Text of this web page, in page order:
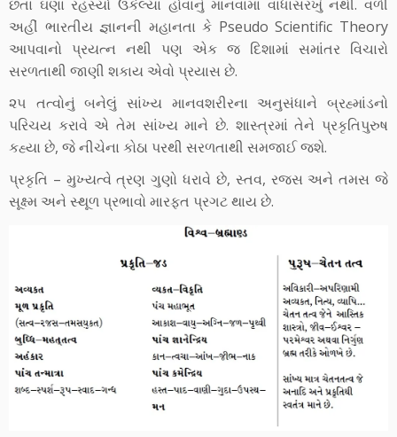
છતાં ઘણાં રહસ્યો ઉકેલ્યા હોવાનું માનવામાં વાંધાસરખું નથી. વળી
અહીં ભારતીય જ્ઞાનની મહાનતા કે Pseudo Scientific Theory
આપવાનો પ્રયત્ન નથી પણ એક જ દિશામાં સમાંતર વિચારો
સરળતાથી જાણી શકાય એવો પ્રયાસ છે.
૨૫ તત્વોનું બનેલું સાંખ્ય માનવશરીરના અનુસંધાને બ્રહ્માંડનો
પરિચય કરાવે એ તેમ સાંખ્ય માને છે. શાસ્ત્રમાં તેને પ્રકૃતિપુરુષ
કહ્યા છે, જે નીચેના કોઠા પરથી સરળતાથી સમજાઈ જશે.
પ્રકૃતિ – મુખ્યત્વે ત્રણ ગુણો ધરાવે છે, સ્તવ, રજસ અને તમસ જે
સૂક્ષ્મ અને સ્થૂળ પ્રભાવો મારફત પ્રગટ થાય છે.